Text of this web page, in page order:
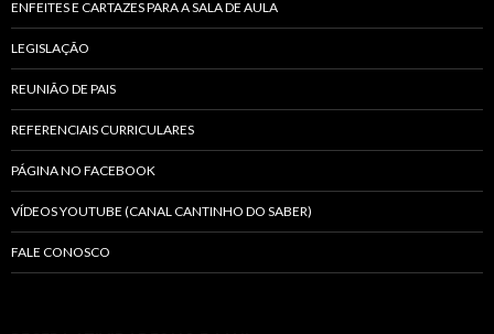
ENFEITES E CARTAZES PARA A SALA DE AULA
LEGISLAÇÃO
REUNIÃO DE PAIS
REFERENCIAIS CURRICULARES
PÁGINA NO FACEBOOK
VÍDEOS YOUTUBE (CANAL CANTINHO DO SABER)
FALE CONOSCO